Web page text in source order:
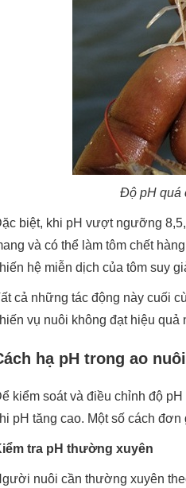
Độ pH quá
biệt, khi pH vượt ngưỡng
và có thể làm tôm chết
hệ miễn dịch của tôm suy
cả những tác động này cuối
vụ nuôi không đạt hiệu quả
hạ pH trong ao
kiểm soát và điều chỉnh độ
pH tăng cao. Một số cách
tra pH thường xuyên
nuôi cần thường xuyên